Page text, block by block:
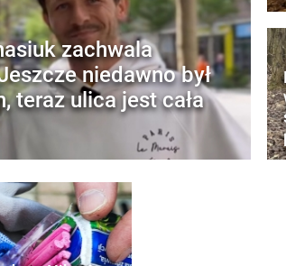
zachwala
niedawno był
teraz ulica jest cała